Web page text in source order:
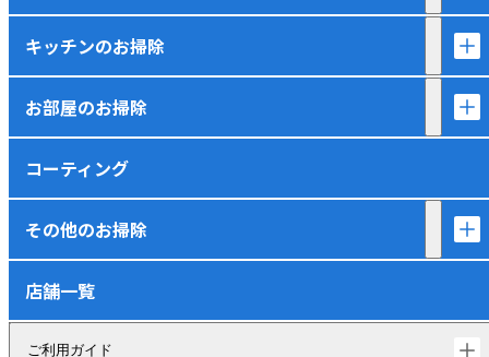
キッチンのお掃除
お部屋のお掃除
コーティング
その他のお掃除
店舗一覧
ご利用ガイド